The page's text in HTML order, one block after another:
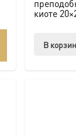
киоте
В